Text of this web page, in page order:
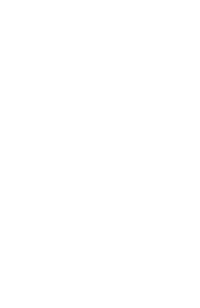
die mit Geldwäsche oder
können.
beantragt die Befreiung
einen
zu bestellen, bei
Stelle.
von der zuständigen
des Verfahrens erhält der
einen Bescheid.